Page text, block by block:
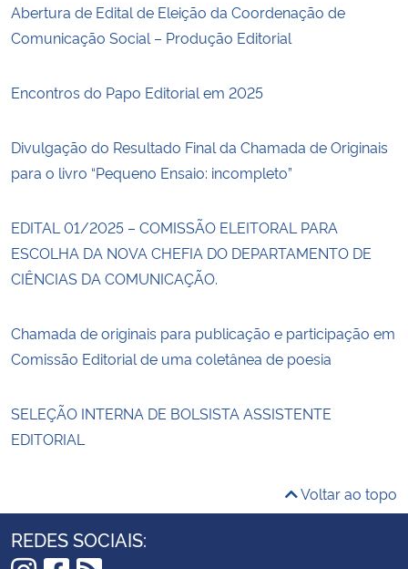
Abertura de Edital de Eleição da Coordenação de
Comunicação Social – Produção Editorial
Encontros do Papo Editorial em 2025
Divulgação do Resultado Final da Chamada de Originais
para o livro “Pequeno Ensaio: incompleto”
EDITAL 01/2025 – COMISSÃO ELEITORAL PARA
ESCOLHA DA NOVA CHEFIA DO DEPARTAMENTO DE
CIÊNCIAS DA COMUNICAÇÃO.
Chamada de originais para publicação e participação em
Comissão Editorial de uma coletânea de poesia
SELEÇÃO INTERNA DE BOLSISTA ASSISTENTE
EDITORIAL
Voltar ao topo
REDES SOCIAIS: